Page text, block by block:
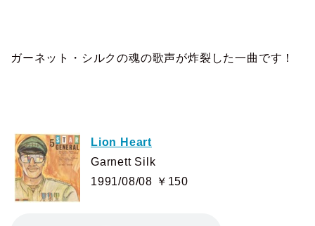
ガーネット・シルクの魂の歌声が炸裂した一曲です！
Lion Heart
Garnett Silk
1991/08/08 ￥150